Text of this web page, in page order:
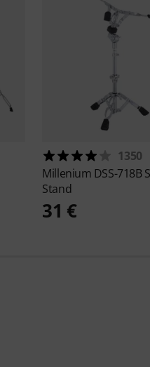
1350
Millenium DSS-718B
Stand
31 €